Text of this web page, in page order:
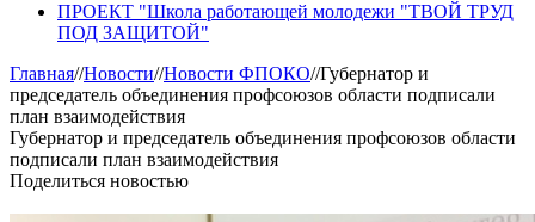
ПРОЕКТ "Школа работающей молодежи "ТВОЙ ТРУД
ПОД ЗАЩИТОЙ"
Главная//Новости//Новости ФПОКО//Губернатор и
председатель объединения профсоюзов области подписали
план взаимодействия
Губернатор и председатель объединения профсоюзов области
подписали план взаимодействия
Поделиться новостью